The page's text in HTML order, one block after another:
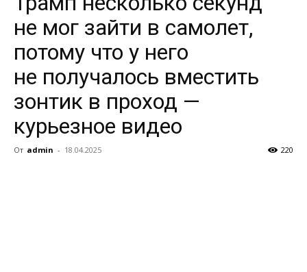
не мог зайти в самолет,
потому что у него
не получалось вместить
зонтик в проход —
курьезное видео
От admin - 18.04.2025 220